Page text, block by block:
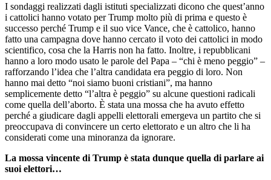
I sondaggi realizzati dagli istituti specializzati dicono che quest’anno
i cattolici hanno votato per Trump molto più di prima e questo è
successo perché Trump e il suo vice Vance, che è cattolico, hanno
fatto una campagna dove hanno cercato il voto dei cattolici in modo
scientifico, cosa che la Harris non ha fatto. Inoltre, i repubblicani
hanno a loro modo usato le parole del Papa – “chi è meno peggio” –
rafforzando l’idea che l’altra candidata era peggio di loro. Non
hanno mai detto “noi siamo buoni cristiani”, ma hanno
semplicemente detto “l’altra è peggio” su alcune questioni radicali
come quella dell’aborto. È stata una mossa che ha avuto effetto
perché a giudicare dagli appelli elettorali emergeva un partito che si
preoccupava di convincere un certo elettorato e un altro che li ha
considerati come una minoranza da ignorare.
La mossa vincente di Trump è stata dunque quella di parlare ai
suoi elettori…